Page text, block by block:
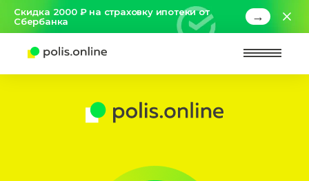
Скидка 2000 ₽ на страховку ипотеки от
Сбербанка
→